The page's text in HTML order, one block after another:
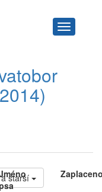
Navigace
starší